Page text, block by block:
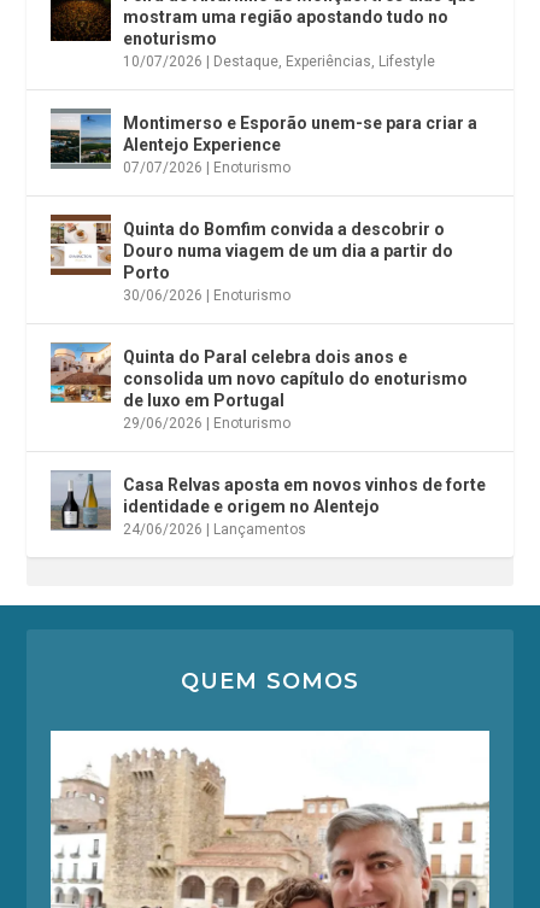
mostram uma região apostando tudo no
enoturismo
10/07/2026 Destaque, Experiências, Lifestyle
Montimerso e Esporão unem-se para criar a
Alentejo Experience
07/07/2026 Enoturismo
Quinta do Bomfim convida a descobrir o
Douro numa viagem de um dia a partir do
Porto
30/06/2026 Enoturismo
Quinta do Paral celebra dois anos e
consolida um novo capítulo do enoturismo
de luxo em Portugal
29/06/2026 Enoturismo
Casa Relvas aposta em novos vinhos de forte
identidade e origem no Alentejo
24/06/2026 Lançamentos
QUEM SOMOS